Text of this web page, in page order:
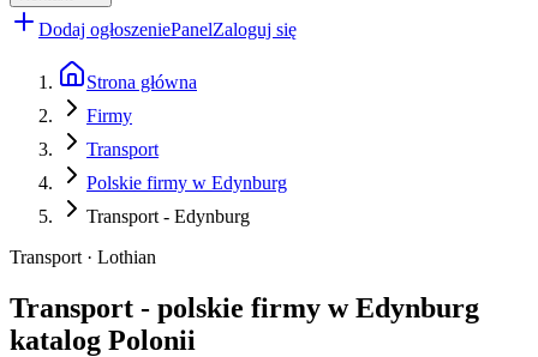
Dodaj ogłoszeniePanelZaloguj się
Strona główna
Firmy
Transport
Polskie firmy w Edynburg
Transport - Edynburg
Transport · Lothian
Transport - polskie firmy w Edynburg
katalog Polonii